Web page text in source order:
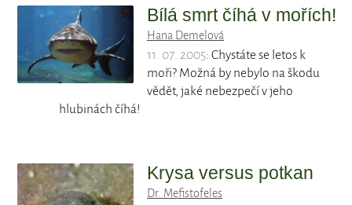
Bílá smrt číhá v mořích!
Hana Demelová
11. 07. 2005: Chystáte se letos k
moři? Možná by nebylo na škodu
vědět, jaké nebezpečí v jeho
hlubinách číhá!
Krysa versus potkan
Dr. Mefistofeles